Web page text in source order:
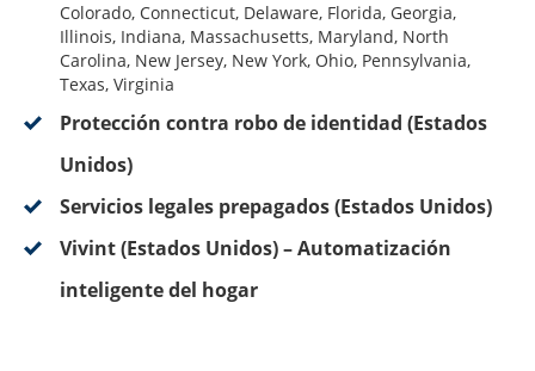
Colorado, Connecticut, Delaware, Florida, Georgia,
Illinois, Indiana, Massachusetts, Maryland, North
Carolina, New Jersey, New York, Ohio, Pennsylvania,
Texas, Virginia
Protección contra robo de identidad (Estados
Unidos)
Servicios legales prepagados (Estados Unidos)
Vivint (Estados Unidos) – Automatización
inteligente del hogar